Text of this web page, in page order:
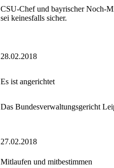
CSU-Chef und bayrischer Noch-
sei keinesfalls sicher.
28.02.2018
Es ist angerichtet
Das Bundesverwaltungsgericht
27.02.2018
Mitlaufen und mitbestimmen